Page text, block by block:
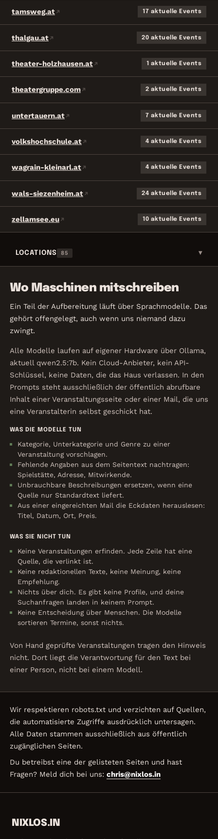
tamsweg.at 17 aktuelle Events
thalgau.at 20 aktuelle Events
theater-holzhausen.at 1 aktuelle Events
theatergruppe.com 2 aktuelle Events
untertauern.at 7 aktuelle Events
volkshochschule.at 4 aktuelle Events
wagrain-kleinarl.at 4 aktuelle Events
wals-siezenheim.at 24 aktuelle Events
zellamsee.eu 10 aktuelle Events
LOCATIONS 85 ▾
Wo Maschinen mitschreiben
Ein Teil der Aufbereitung läuft über Sprachmodelle. Das
gehört offengelegt, auch wenn uns niemand dazu
zwingt.
Alle Modelle laufen auf eigener Hardware über Ollama,
aktuell qwen2.5:7b. Kein Cloud-Anbieter, kein API-
Schlüssel, keine Daten, die das Haus verlassen. In den
Prompts steht ausschließlich der öffentlich abrufbare
Inhalt einer Veranstaltungsseite oder einer Mail, die uns
eine Veranstalterin selbst geschickt hat.
WAS DIE MODELLE TUN
Kategorie, Unterkategorie und Genre zu einer
Veranstaltung vorschlagen.
Fehlende Angaben aus dem Seitentext nachtragen:
Spielstätte, Adresse, Mitwirkende.
Unbrauchbare Beschreibungen ersetzen, wenn eine
Quelle nur Standardtext liefert.
Aus einer eingereichten Mail die Eckdaten herauslesen:
Titel, Datum, Ort, Preis.
WAS SIE NICHT TUN
Keine Veranstaltungen erfinden. Jede Zeile hat eine
Quelle, die verlinkt ist.
Keine redaktionellen Texte, keine Meinung, keine
Empfehlung.
Nichts über dich. Es gibt keine Profile, und deine
Suchanfragen landen in keinem Prompt.
Keine Entscheidung über Menschen. Die Modelle
sortieren Termine, sonst nichts.
Von Hand geprüfte Veranstaltungen tragen den Hinweis
nicht. Dort liegt die Verantwortung für den Text bei
einer Person, nicht bei einem Modell.
Wir respektieren robots.txt und verzichten auf Quellen,
die automatisierte Zugriffe ausdrücklich untersagen.
Alle Daten stammen ausschließlich aus öffentlich
zugänglichen Seiten.
Du betreibst eine der gelisteten Seiten und hast
Fragen? Meld dich bei uns: chris@nixlos.in
NIXLOS.IN